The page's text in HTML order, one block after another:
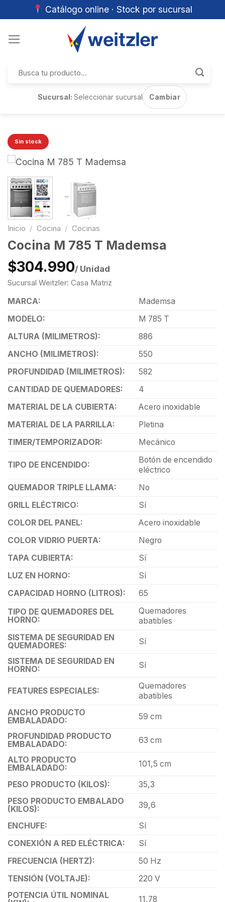
Catálogo online · Stock por sucursal
por:
Sucursal:Seleccionar sucursal Cambiar
Sin stock
Inicio / Cocina / Cocinas
Cocina M 785 T Mademsa
$304.990/ Unidad
Sucursal Weitzler: Casa Matriz
MARCA:
Mademsa
MODELO:
M 785 T
ALTURA (MILIMETROS):
886
ANCHO (MILIMETROS):
550
PROFUNDIDAD (MILIMETROS):
582
CANTIDAD DE QUEMADORES:
4
MATERIAL DE LA CUBIERTA:
Acero inoxidable
MATERIAL DE LA PARRILLA:
Pletina
TIMER/TEMPORIZADOR:
Mecánico
TIPO DE ENCENDIDO:
Botón de encendido
eléctrico
QUEMADOR TRIPLE LLAMA:
No
GRILL ELÉCTRICO:
Sí
COLOR DEL PANEL:
Acero inoxidable
COLOR VIDRIO PUERTA:
Negro
TAPA CUBIERTA:
Sí
LUZ EN HORNO:
Sí
CAPACIDAD HORNO (LITROS):
65
TIPO DE QUEMADORES DEL
HORNO:
Quemadores
abatibles
SISTEMA DE SEGURIDAD EN
QUEMADORES:
Sí
SISTEMA DE SEGURIDAD EN
HORNO:
Sí
FEATURES ESPECIALES:
Quemadores
abatibles
ANCHO PRODUCTO
EMBALADADO:
59 cm
PROFUNDIDAD PRODUCTO
EMBALADADO:
63 cm
ALTO PRODUCTO
EMBALADADO:
101,5 cm
PESO PRODUCTO (KILOS):
35,3
PESO PRODUCTO EMBALADO
(KILOS):
39,6
ENCHUFE:
Sí
CONEXIÓN A RED ELÉCTRICA:
Sí
FRECUENCIA (HERTZ):
50 Hz
TENSIÓN (VOLTAJE):
220 V
POTENCIA ÚTIL NOMINAL
11,78